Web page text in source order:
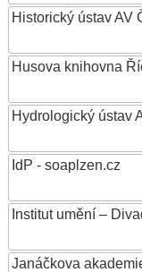
Historický ústav AV
Husova knihovna
Hydrologický ústav
IdP - soaplzen.cz
Institut umění –
Janáčkova